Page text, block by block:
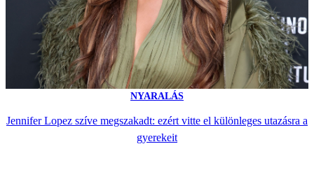
NYARALÁS
Jennifer Lopez szíve megszakadt: ezért vitte el különleges utazásra a
gyerekeit